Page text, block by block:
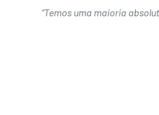
“Temos uma maioria